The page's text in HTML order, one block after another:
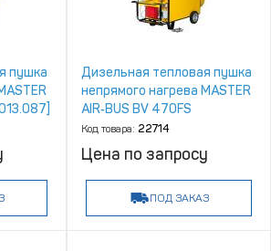
пушка
Дизельная тепловая пушка
непрямого нагрева MASTER
AIR‑BUS BV 470FS
Код товара: 22714
Цена по запросу
ПОД ЗАКАЗ